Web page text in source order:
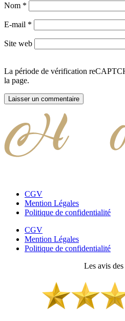
Nom *
E-mail *
Site web
La période de vérification
la page.
CGV
Mention Légales
Politique de confidentialité
CGV
Mention Légales
Politique de confidentialité
Les avis